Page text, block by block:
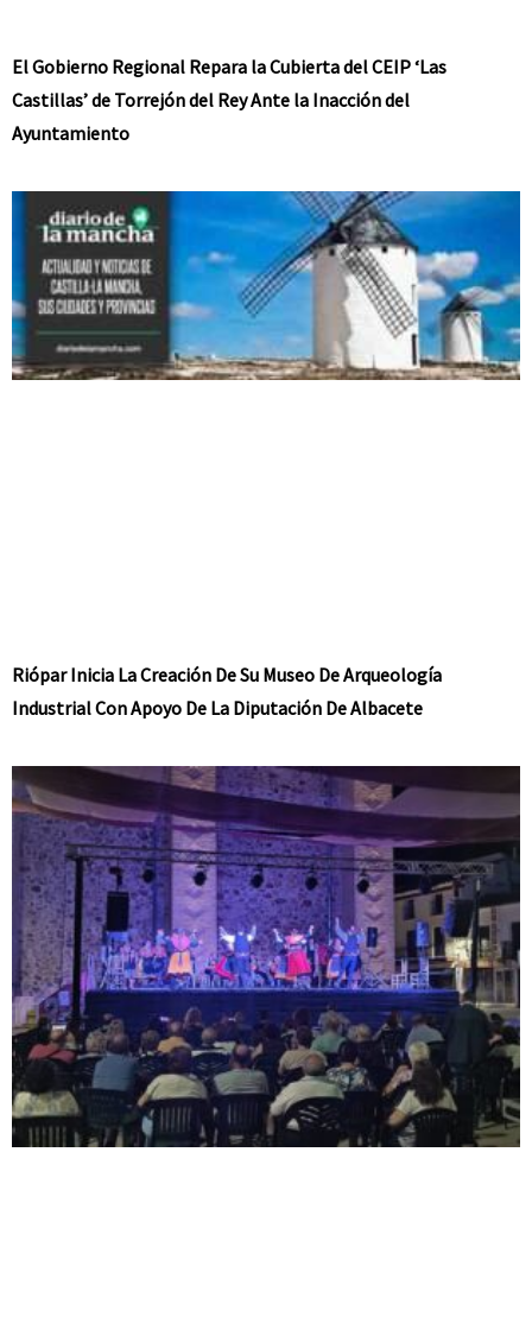
El Gobierno Regional Repara la Cubierta del CEIP ‘Las
Castillas’ de Torrejón del Rey Ante la Inacción del
Ayuntamiento
Riópar Inicia La Creación De Su Museo De Arqueología
Industrial Con Apoyo De La Diputación De Albacete